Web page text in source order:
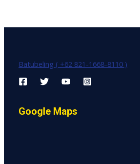
Batubeling ( +62 821-1668-8110 )
Google Maps